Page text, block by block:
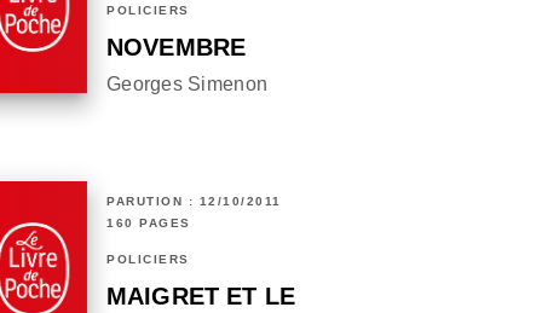
POLICIERS
NOVEMBRE
Georges Simenon
PARUTION : 12/10/2011
160 PAGES
POLICIERS
MAIGRET ET LE